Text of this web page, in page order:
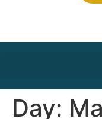
Day: